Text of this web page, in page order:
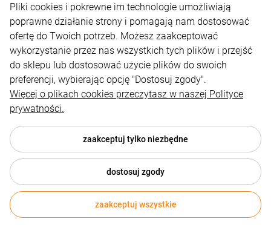
sklep@reklamydrukarnia.pl
Moje konto
Płatności i dostawa
Informacje
© 2026 reklamydrukarnia.pl . Wszelkie prawa zastrzeżone.
Shoper.pl
Pliki cookies i pokrewne im technologie umożliwiają
poprawne działanie strony i pomagają nam dostosować
ofertę do Twoich potrzeb. Możesz zaakceptować
wykorzystanie przez nas wszystkich tych plików i przejść
do sklepu lub dostosować użycie plików do swoich
preferencji, wybierając opcję "Dostosuj zgody".
Więcej o plikach cookies przeczytasz w naszej Polityce
prywatności.
zaakceptuj tylko niezbędne
dostosuj zgody
zaakceptuj wszystkie